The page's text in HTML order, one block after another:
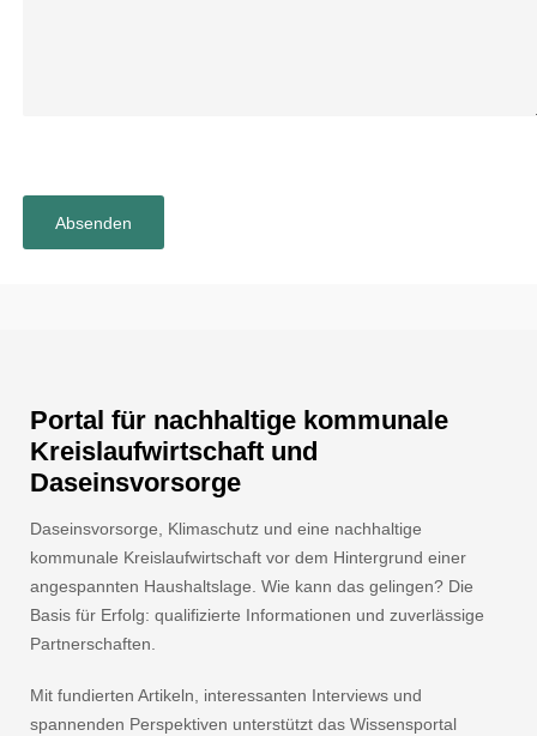
Portal für nachhaltige kommunale
Kreislaufwirtschaft und
Daseinsvorsorge
Daseinsvorsorge, Klimaschutz und eine nachhaltige
kommunale Kreislaufwirtschaft vor dem Hintergrund einer
angespannten Haushaltslage. Wie kann das gelingen? Die
Basis für Erfolg: qualifizierte Informationen und zuverlässige
Partnerschaften.
Mit fundierten Artikeln, interessanten Interviews und
spannenden Perspektiven unterstützt das Wissensportal